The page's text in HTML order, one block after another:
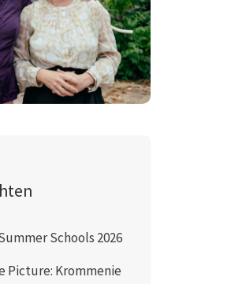
Schools 2026
Picture: Krommenie